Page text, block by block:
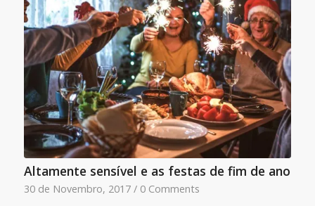
Altamente sensível e as festas de fim de ano
30 de Novembro, 2017 / 0 Comments